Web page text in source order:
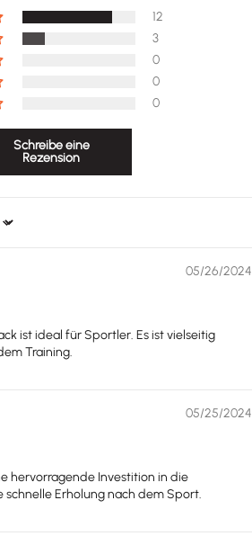
12
3
0
0
0
Schreibe eine
Rezension
05/26/2024
ist ideal für Sportler. Es ist vielseitig
Training.
05/25/2024
hervorragende Investition in die
Erholung nach dem Sport.